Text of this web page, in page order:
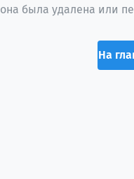
она была удалена или
На